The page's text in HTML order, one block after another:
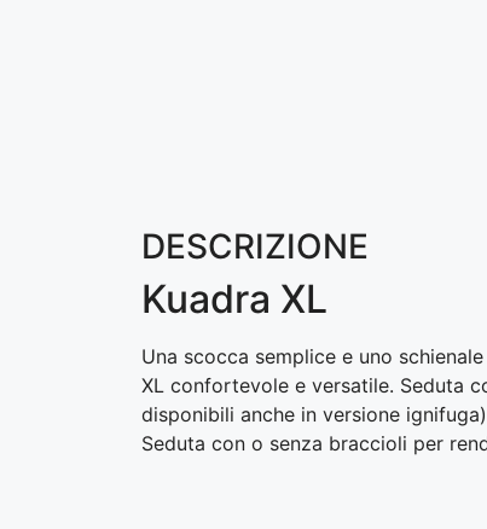
DESCRIZIONE
Kuadra XL
Una scocca semplice e uno
XL confortevole e versatile. Seduta
disponibili anche in versione
Seduta con o senza braccioli per